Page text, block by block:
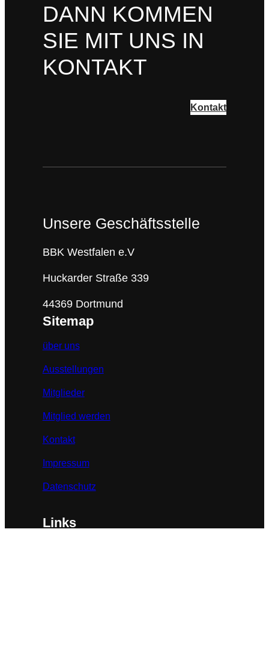
DANN KOMMEN
SIE MIT UNS IN
KONTAKT
Kontakt
Unsere Geschäftsstelle
BBK Westfalen e.V
Huckarder Straße 339
44369 Dortmund
Sitemap
über uns
Ausstellungen
Mitglieder
Mitglied werden
Kontakt
Impressum
Datenschutz
Links